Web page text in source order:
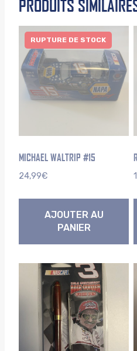
PRODUITS
RUPTURE DE STOCK
MICHAEL WALTRIP #15
24,99€
AJOUTER AU
PANIER